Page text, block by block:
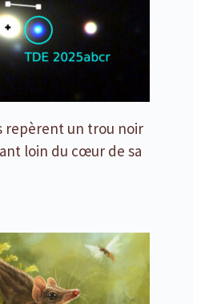
repèrent un trou noir
loin du cœur de sa